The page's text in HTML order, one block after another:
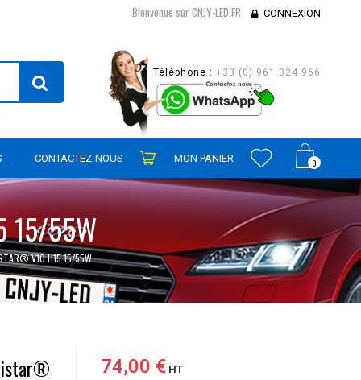
Bienvenue sur CNJY-LED.FR CONNEXION
Téléphone : +33 (0) 961 324 966
0
CONTACTEZ-NOUS MON PANIER
15/55W
V10 H15 15/55W
74,00 €HT